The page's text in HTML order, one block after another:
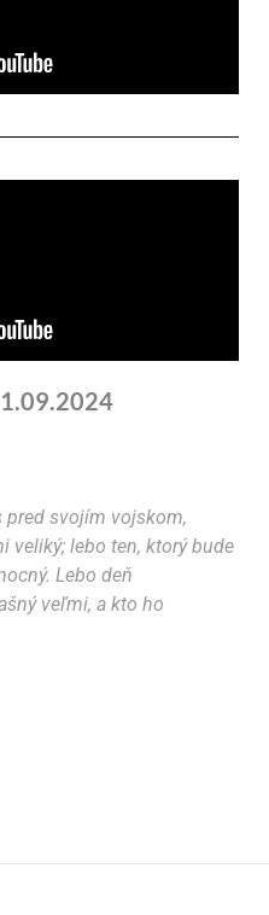
pred svojím vojskom,
veliký; lebo ten, ktorý bude
Lebo deň
veľmi, a kto ho